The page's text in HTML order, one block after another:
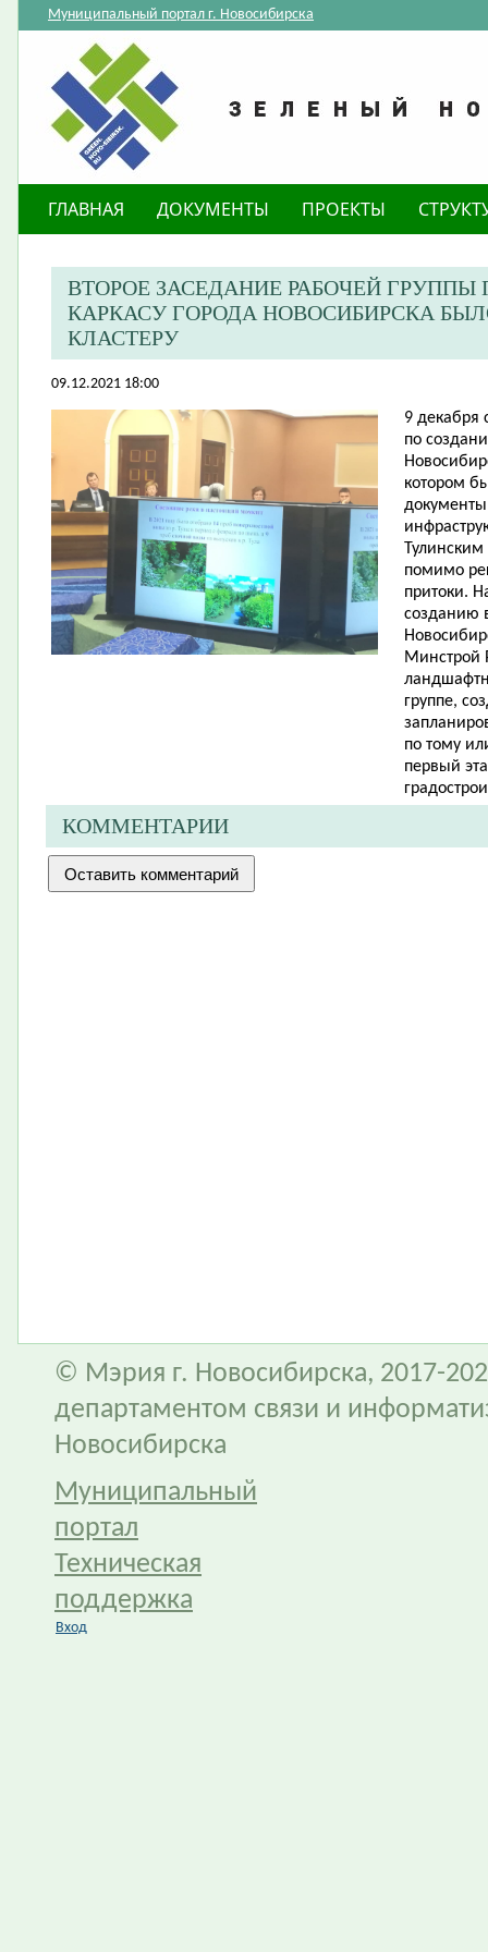
Муниципальный портал г. Новосибирска
ГЛАВНАЯ ДОКУМЕНТЫ ПРОЕКТЫ
ВТОРОЕ ЗАСЕДАНИЕ РАБОЧЕЙ
КАРКАСУ ГОРОДА НОВОСИБИРСКА
КЛАСТЕРУ
09.12.2021 18:00
9 декабря
по
котором
помимо
притоки.
созданию
Минстрой
группе,
по тому
первый
КОММЕНТАРИИ
© Мэрия г. Новосибирска, 2017-
департаментом связи и
Новосибирска
Муниципальный
портал
Техническая
поддержка
Вход